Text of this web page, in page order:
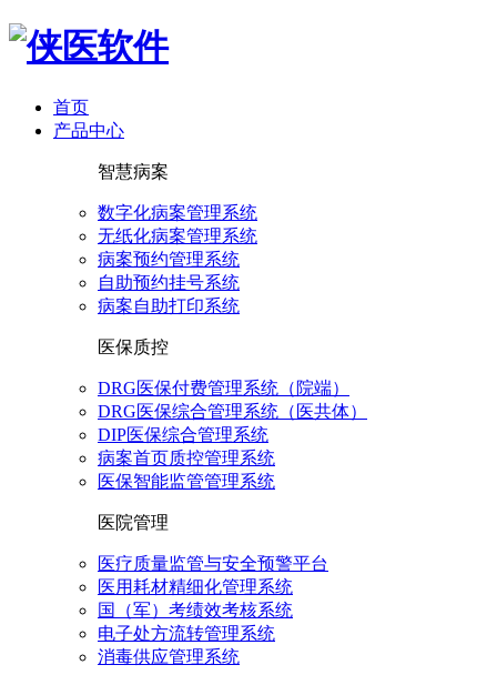
首页
产品中心
智慧病案
数字化病案管理系统
无纸化病案管理系统
病案预约管理系统
自助预约挂号系统
病案自助打印系统
医保质控
DRG医保付费管理系统（院端）
DRG医保综合管理系统（医共体）
DIP医保综合管理系统
病案首页质控管理系统
医保智能监管管理系统
医院管理
医疗质量监管与安全预警平台
医用耗材精细化管理系统
国（军）考绩效考核系统
电子处方流转管理系统
消毒供应管理系统